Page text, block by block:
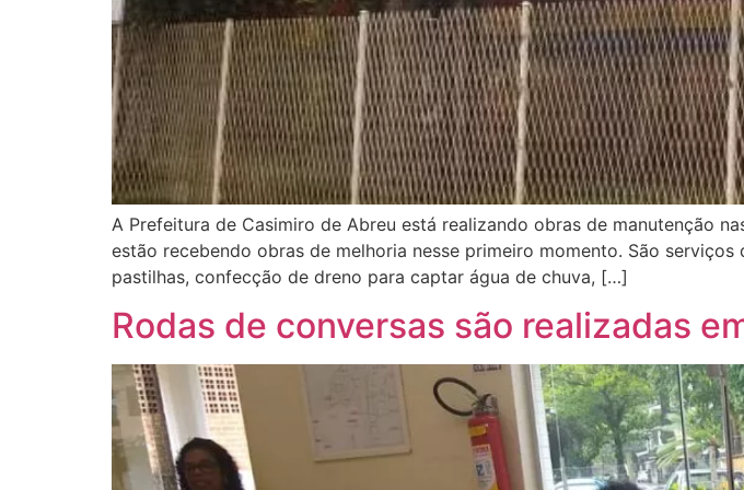
A Prefeitura de Casimiro de Abreu está realizando obras de manutenção
estão recebendo obras de melhoria nesse primeiro momento. São
pastilhas, confecção de dreno para captar água de chuva, […]
Rodas de conversas são realizadas